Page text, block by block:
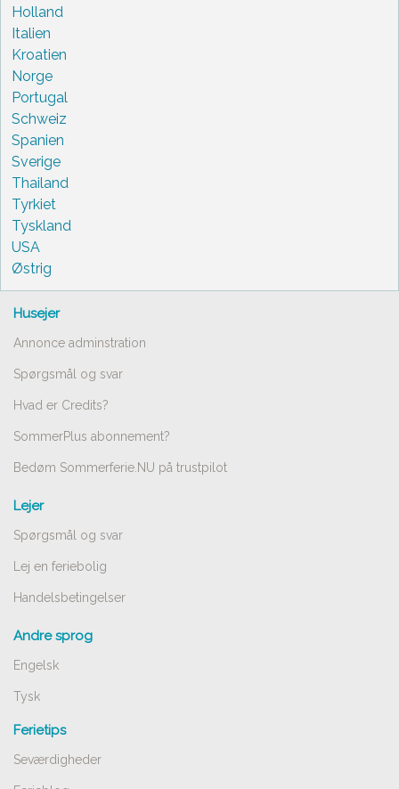
Holland
Italien
Kroatien
Norge
Portugal
Schweiz
Spanien
Sverige
Thailand
Tyrkiet
Tyskland
USA
Østrig
Husejer
Annonce adminstration
Spørgsmål og svar
Hvad er Credits?
SommerPlus abonnement?
Bedøm Sommerferie.NU på trustpilot
Lejer
Spørgsmål og svar
Lej en feriebolig
Handelsbetingelser
Andre sprog
Engelsk
Tysk
Ferietips
Seværdigheder